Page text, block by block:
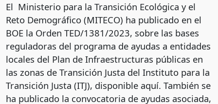
El Ministerio para la Transición Ecológica y el
Reto Demográfico (MITECO) ha publicado en el
BOE la Orden TED/1381/2023, sobre las bases
reguladoras del programa de ayudas a entidades
locales del Plan de Infraestructuras públicas en
las zonas de Transición Justa del Instituto para la
Transición Justa (ITJ), disponible aquí. También se
ha publicado la convocatoria de ayudas asociada,